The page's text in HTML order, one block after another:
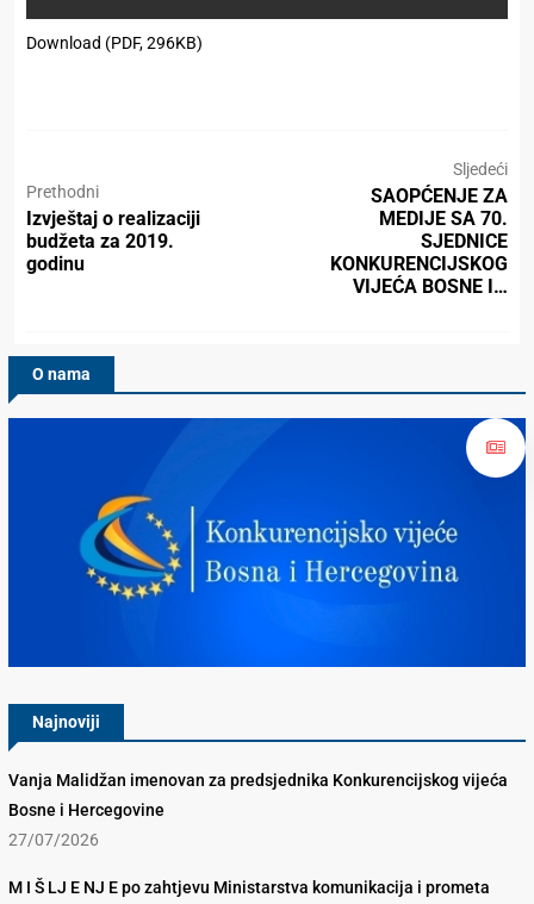
Download (PDF, 296KB)
Prethodni
Izvještaj o realizaciji
budžeta za 2019.
godinu
Sljedeći
SAOPĆENJE ZA
MEDIJE SA 70.
SJEDNICE
KONKURENCIJSKOG
VIJEĆA BOSNE I…
O nama
Najnoviji
Vanja Malidžan imenovan za predsjednika Konkurencijskog vijeća
Bosne i Hercegovine
27/07/2026
M I Š LJ E NJ E po zahtjevu Ministarstva komunikacija i prometa